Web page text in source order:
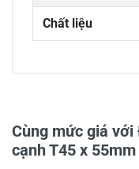
Chất liệu
Cùng mức giá
cạnh T45 x